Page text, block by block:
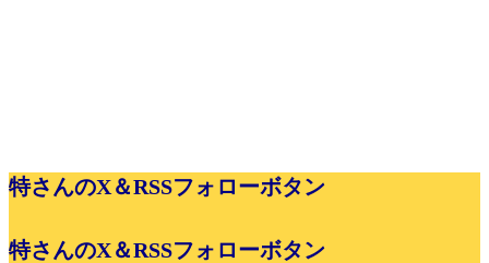
特さんのX＆RSSフォローボタン
特さんのX＆RSSフォローボタン